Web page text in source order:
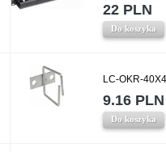
22 PLN
Do koszyka
LC-OKR-
9.16 PLN
Do koszyka